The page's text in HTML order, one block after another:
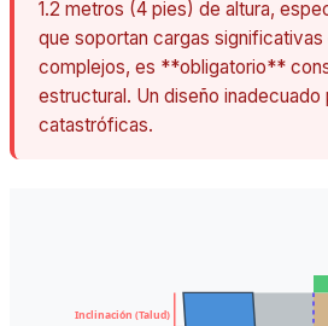
1.2 metros (4 pies) de altura,
que soportan cargas
complejos, es **obligatorio**
estructural. Un diseño inadecuado
catastróficas.
Inclinación (Talud)